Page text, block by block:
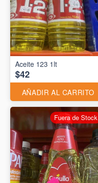
Aceite 123 1lt
$42
AÑADIR AL CARRITO
Fuera de Stock